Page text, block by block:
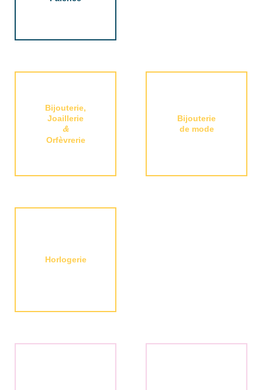
Bijouterie,
Joaillerie
&
Orfèvrerie
Bijouterie
de mode
Horlogerie